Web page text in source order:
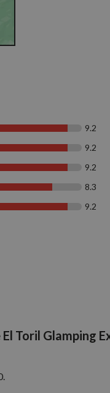
9.2
9.2
9.2
8.3
9.2
Toril Glamping